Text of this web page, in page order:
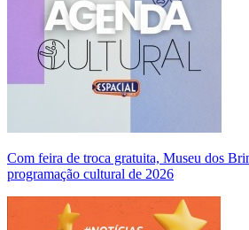
Com feira de troca gratuita, Museu dos
programação cultural de 2026